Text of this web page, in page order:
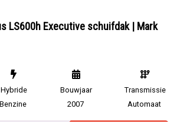
LS600h Executive schuifdak | Mark
Hybride
Benzine
Bouwjaar
2007
Transmissie
Automaat